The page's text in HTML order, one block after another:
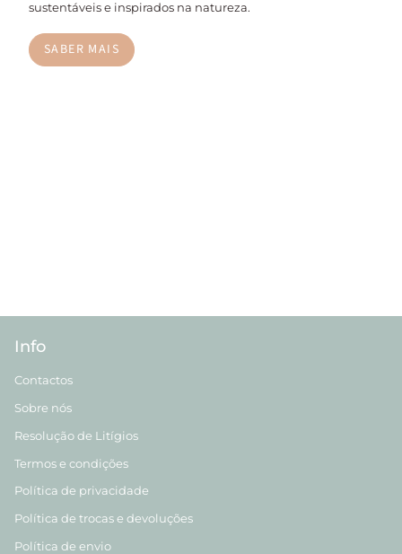
sustentáveis e inspirados na natureza.
SABER MAIS
Info
Contactos
Sobre nós
Resolução de Litígios
Termos e condições
Política de privacidade
Política de trocas e devoluções
Política de envio